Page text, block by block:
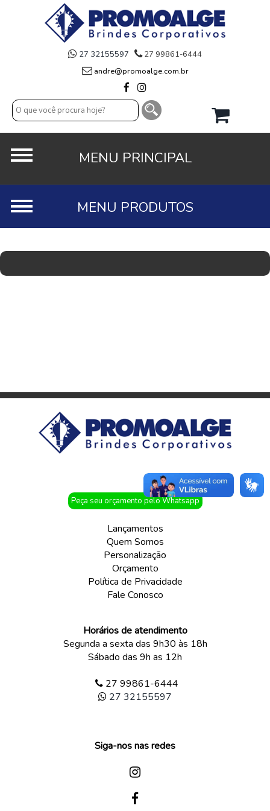
27 32155597
27 99861-6444
andre@promoalge.com.br
Peça seu orçamento pelo Whatsapp
Lançamentos
Quem Somos
Personalização
Orçamento
Política de Privacidade
Fale Conosco
Horários de atendimento
Segunda a sexta das 9h30 às 18h
Sábado das 9h as 12h
27 99861-6444
27 32155597
Siga-nos nas redes